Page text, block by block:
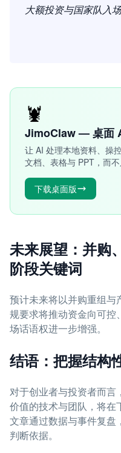
大额投资与国家队入
🦞
JimoClaw — 桌面
让 AI 处理本地资料、操
文档、表格与 PPT，而不
下载桌面版
未来展望：并购
阶段关键词
预计未来将以并购重组与
规要求将推动资金向可控
场话语权进一步增强。
结语：把握结构
对于创业者与投资者而言
价值的技术与团队，将在
文章通过数据与事件复盘
判断依据。